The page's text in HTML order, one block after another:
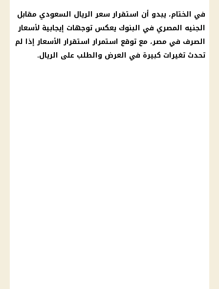
في الختام، يبدو أن استقرار سعر الريال السعودي مقابل
الجنيه المصري في البنوك يعكس توجهات إيجابية لأسعار
الصرف في مصر، مع توقع استمرار استقرار الأسعار إذا لم
تحدث تغيرات كبيرة في العرض والطلب على الريال.